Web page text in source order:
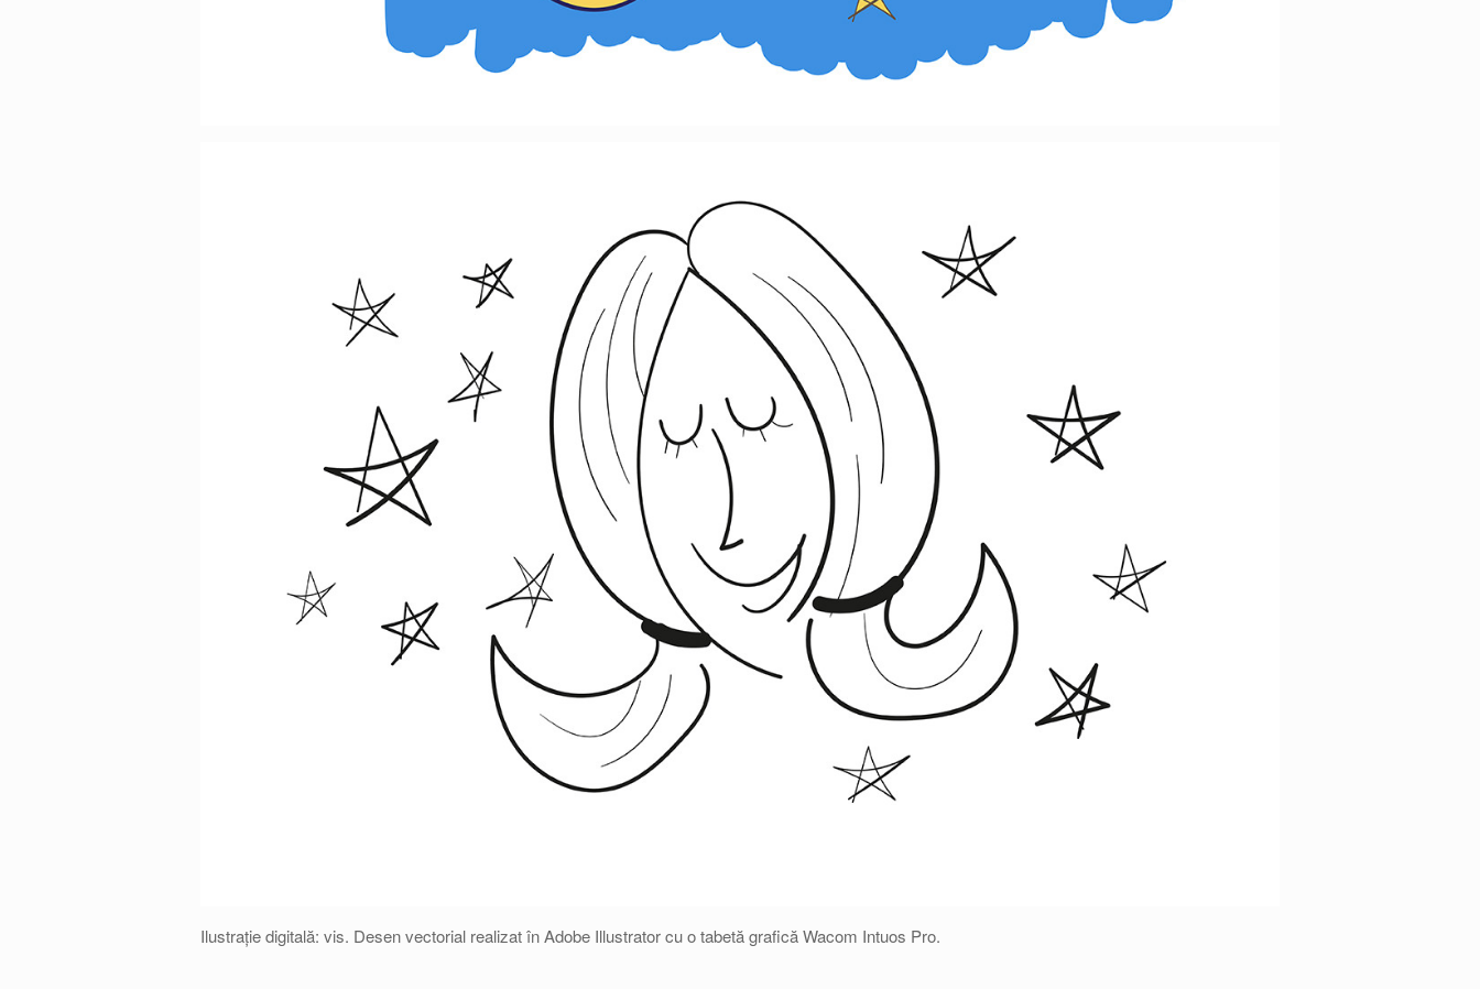
Ilustrație digitală: vis. Desen vectorial realizat în Adobe Illustrator cu o tabetă grafică Wacom Intuos Pro.